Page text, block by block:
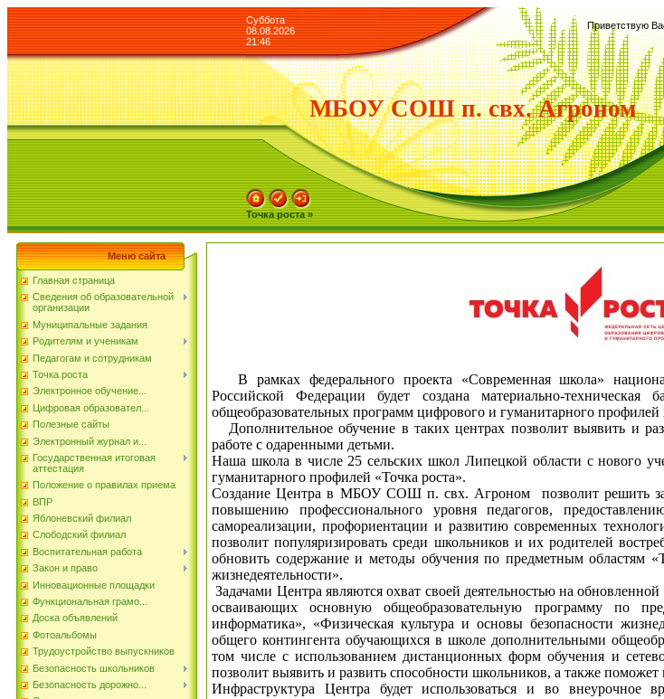
Суббота
08.08.2026
21:46
Приветствую
МБОУ СОШ п. свх. Агроном
Точка роста »
Меню сайта
Главная страница
Сведения об образовательной
организации
Муниципальные задания
Родителям и ученикам
Педагогам и сотрудникам
Точка роста
Электронное обучение...
Цифровая образовател...
Полезные сайты
Электронный журнал и...
Государственная итоговая
аттестация
Положение о правилах приема
ВПР
Яблоневский филиал
Слободский филиал
Воспитательная работа
Закон и право
Инновационные площадки
Функциональная грамо...
Доска объявлений
Фотоальбомы
Трудоустройство выпускников
Безопасность школьников
Безопасность дорожно...
В рамках федерального проекта «Современная школа»
Российской Федерации будет создана материально-
общеобразовательных программ цифрового и гуманитарного профилей
Дополнительное обучение в таких центрах позволит выявить и
работе с одаренными детьми.
Наша школа в числе 25 сельских школ Липецкой области с нового
гуманитарного профилей «Точка роста».
Создание Центра в МБОУ СОШ п. свх. Агроном позволит решить
повышению профессионального уровня педагогов,
самореализации, профориентации и развитию современных
позволит популяризировать среди школьников и их родителей
обновить содержание и методы обучения по предметным областям
жизнедеятельности».
Задачами Центра являются охват своей деятельностью на
осваивающих основную общеобразовательную программу по
информатика», «Физическая культура и основы безопасности
общего контингента обучающихся в школе дополнительными
том числе с использованием дистанционных форм обучения и
позволит выявить и развить способности школьников, а также
Инфраструктура Центра будет использоваться и во внеурочное